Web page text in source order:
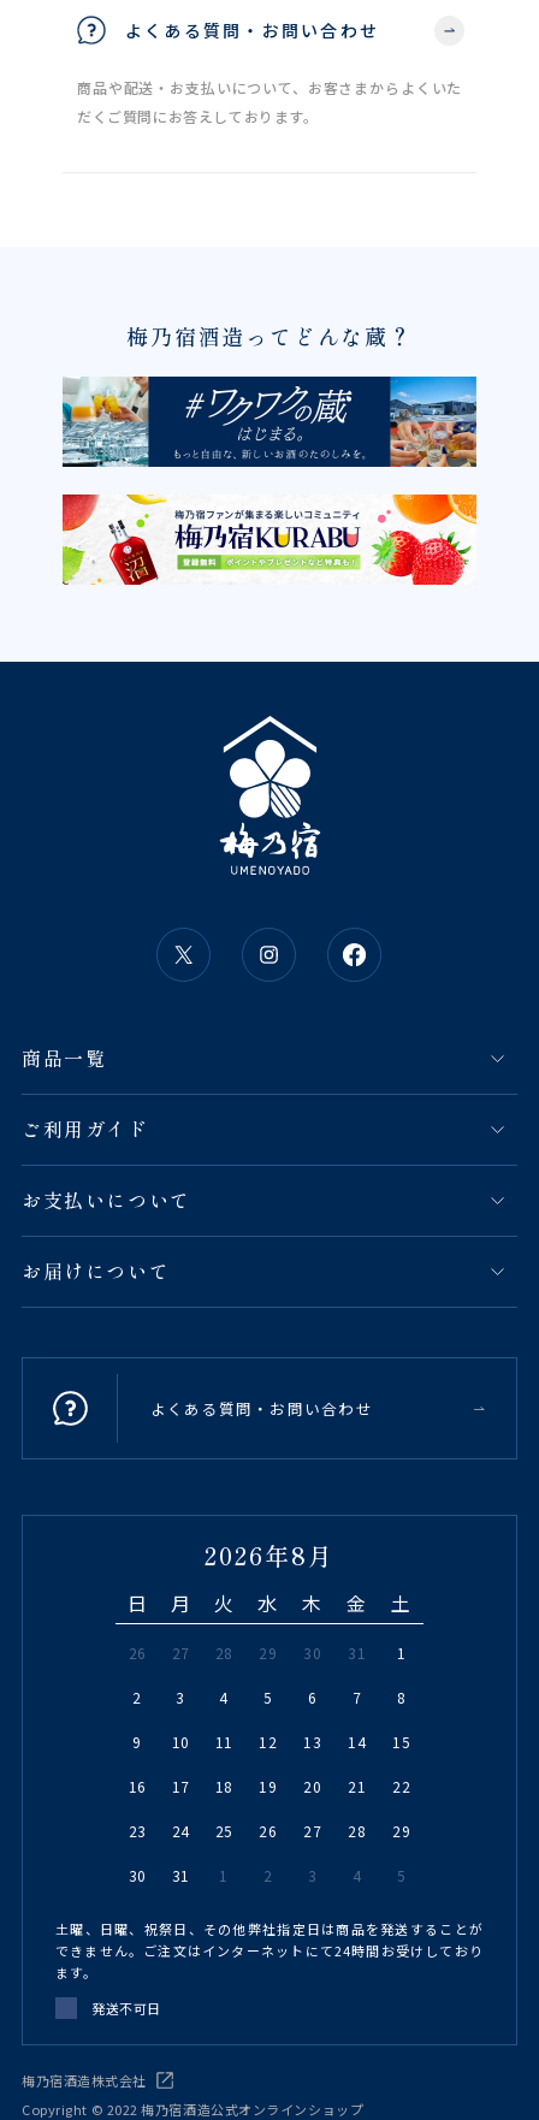
よくある質問・お問い合わせ
商品や配送・お支払いについて、お客さまからよくいた
だくご質問にお答えしております。
梅乃宿酒造ってどんな蔵？
商品一覧
ご利用ガイド
お支払いについて
お届けについて
よくある質問・お問い合わせ
2026年8月
日 月 火 水 木 金 土
26 27 28 29 30 31 1
2 3 4 5 6 7 8
9 10 11 12 13 14 15
16 17 18 19 20 21 22
23 24 25 26 27 28 29
30 31 1 2 3 4 5
土曜、日曜、祝祭日、その他弊社指定日は商品を発送することが
できません。ご注文はインターネットにて24時間お受けしており
ます。
発送不可日
梅乃宿酒造株式会社
Copyright © 2022 梅乃宿酒造公式オンラインショップ